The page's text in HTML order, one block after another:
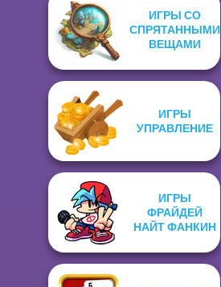
ИГРЫ СО
СПРЯТАННЫМИ
ВЕЩАМИ
ИГРЫ
УПРАВЛЕНИЕ
ИГРЫ
ФРАЙДЕЙ
НАЙТ ФАНКИН